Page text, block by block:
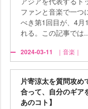
ファンと音楽で一つ
べき第1回目が、4月
れる。この記事では
2024-03-11 ｜音楽｜
片寄涼太を質問攻め
合って、自分のギア
あのコト】